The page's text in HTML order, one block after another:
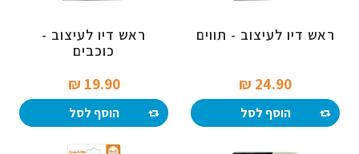
ראש דיו לעיצוב - תווים
24.90 ₪‎
הוסף לסל
ראש דיו לעיצוב -
כוכבים
19.90 ₪‎
הוסף לסל